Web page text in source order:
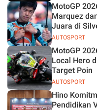
AUTOSPORT
MotoGP
Marquez
Juara
AUTOSPORT
MotoGP
Local Hero
Target Poin
Hino
Pendidikan